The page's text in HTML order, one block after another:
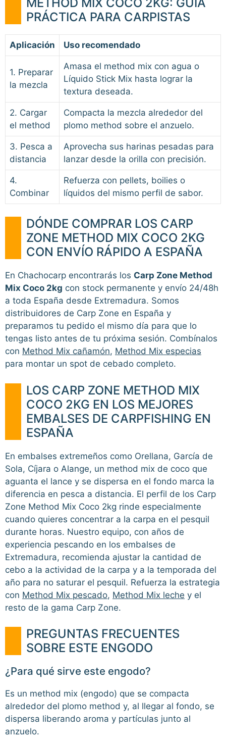
PRÁCTICA PARA CARPISTAS
Aplicación Uso recomendado
1. Preparar
la mezcla
Amasa el method mix con agua o
Líquido Stick Mix hasta lograr la
textura deseada.
2. Cargar
el method
Compacta la mezcla alrededor del
plomo method sobre el anzuelo.
3. Pesca a
distancia
Aprovecha sus harinas pesadas para
lanzar desde la orilla con precisión.
4.
Combinar
Refuerza con pellets, boilies o
líquidos del mismo perfil de sabor.
DÓNDE COMPRAR LOS CARP
ZONE METHOD MIX COCO 2KG
CON ENVÍO RÁPIDO A ESPAÑA
En Chachocarp encontrarás los Carp Zone Method
Mix Coco 2kg con stock permanente y envío 24/48h
a toda España desde Extremadura. Somos
distribuidores de Carp Zone en España y
preparamos tu pedido el mismo día para que lo
tengas listo antes de tu próxima sesión. Combínalos
con Method Mix cañamón, Method Mix especias
para montar un spot de cebado completo.
LOS CARP ZONE METHOD MIX
COCO 2KG EN LOS MEJORES
EMBALSES DE CARPFISHING EN
ESPAÑA
En embalses extremeños como Orellana, García de
Sola, Cíjara o Alange, un method mix de coco que
aguanta el lance y se dispersa en el fondo marca la
diferencia en pesca a distancia. El perfil de los Carp
Zone Method Mix Coco 2kg rinde especialmente
cuando quieres concentrar a la carpa en el pesquil
durante horas. Nuestro equipo, con años de
experiencia pescando en los embalses de
Extremadura, recomienda ajustar la cantidad de
cebo a la actividad de la carpa y a la temporada del
año para no saturar el pesquil. Refuerza la estrategia
con Method Mix pescado, Method Mix leche y el
resto de la gama Carp Zone.
PREGUNTAS FRECUENTES
SOBRE ESTE ENGODO
¿Para qué sirve este engodo?
Es un method mix (engodo) que se compacta
alrededor del plomo method y, al llegar al fondo, se
dispersa liberando aroma y partículas junto al
anzuelo.